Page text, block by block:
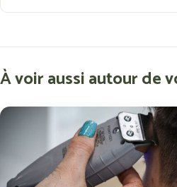
À voir aussi autour de